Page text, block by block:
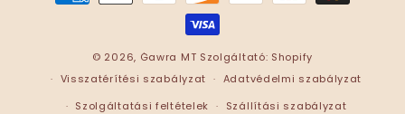
módok
© 2026, Ġawra MT Szolgáltató: Shopify
Visszatérítési szabályzat
Adatvédelmi szabályzat
Szolgáltatási feltételek
Szállítási szabályzat